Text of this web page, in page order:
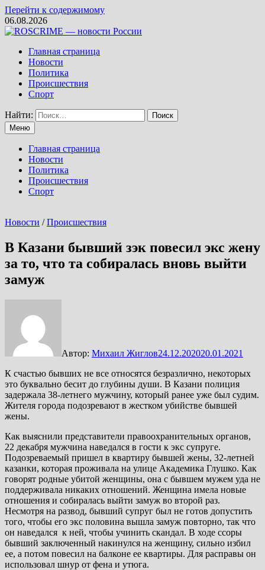
Перейти к содержимому
06.08.2026
Главная страница
Новости
Политика
Происшествия
Спорт
Найти:
Меню
Главная страница
Новости
Политика
Происшествия
Спорт
Новости /Происшествия
В Казани бывший зэк повесил экс жену
за то, что та собиралась вновь выйти
замуж
Автор: Михаил Жиглов24.12.202020.01.2021
К счастью бывших не все относятся безразлично, некоторых
это буквально бесит до глубины души. В Казани полиция
задержала 38-летнего мужчину, который ранее уже был судим.
Жителя города подозревают в жестком убийстве бывшей
жены.
Как выяснили представители правоохранительных органов,
22 декабря мужчина наведался в гости к экс супруге.
Подозреваемый пришел в квартиру бывшей жены, 32-летней
казанки, которая проживала на улице Академика Глушко. Как
говорят родные убитой женщины, она с бывшем мужем уда не
поддерживала никаких отношений. Женщина имела новые
отношения и собиралась выйти замуж во второй раз.
Несмотря на развод, бывший супруг был не готов допустить
того, чтобы его экс половина вышла замуж повторно, так что
он наведался к ней, чтобы учинить скандал. В ходе ссоры
бывший заключенный накинулся на женщину, сильно избил
ее, а потом повесил на балконе ее квартиры. Для расправы он
использовал шнур от фена и утюга.